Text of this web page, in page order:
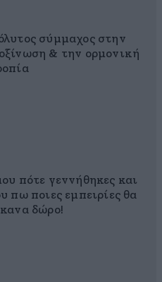
σύμμαχος στην
& την ορμονική
πότε γεννήθηκες και
πω ποιες εμπειρίες θα
δώρο!